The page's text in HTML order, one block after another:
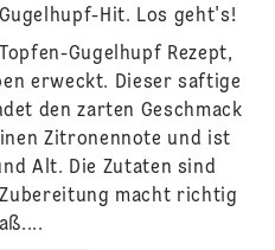
Hit. Los geht's!
Gugelhupf Rezept,
erweckt. Dieser saftige
den zarten Geschmack
Zitronennote und ist
Alt. Die Zutaten sind
macht richtig